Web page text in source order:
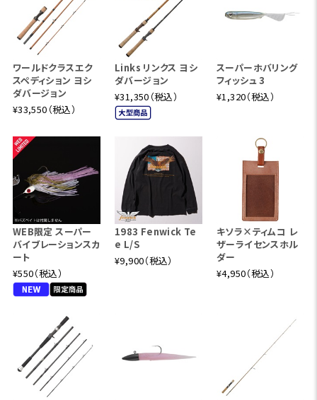
ワールドクラスエク
スペディション ヨシ
ダバージョン
¥33,550（税込）
Links リンクス ヨシ
ダバージョン
¥31,350（税込）
スーパーホバリング
フィッシュ 3
¥1,320（税込）
WEB限定 スーパー
バイブレーションスカ
ート
¥550（税込）
1983 Fenwick Te
e L/S
¥9,900（税込）
キソラ×ティムコ レ
ザーライセンスホル
ダー
¥4,950（税込）